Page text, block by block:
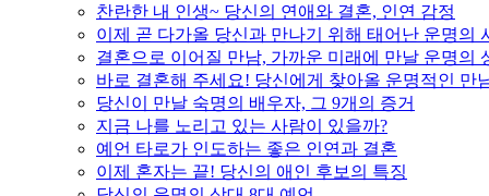
찬란한 내 인생~ 당신의 연애와 결혼, 인연 감정
이제 곧 다가올 당신과 만나기 위해 태어난 운명의
결혼으로 이어질 만남, 가까운 미래에 만날 운명의
바로 결혼해 주세요! 당신에게 찾아올 운명적인 만
당신이 만날 숙명의 배우자, 그 9개의 증거
지금 나를 노리고 있는 사람이 있을까?
예언 타로가 인도하는 좋은 인연과 결혼
이제 혼자는 끝! 당신의 애인 후보의 특징